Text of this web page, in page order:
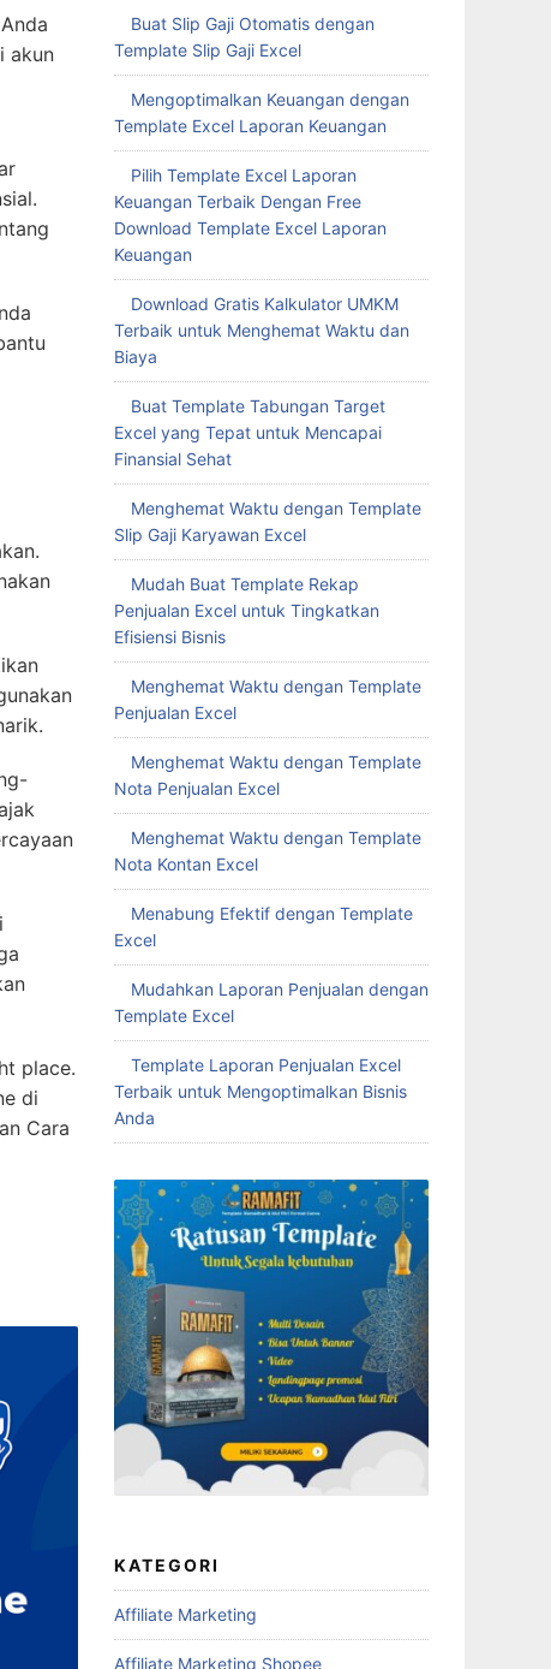
akun
place.
di
Cara
Buat Slip Gaji Otomatis dengan
Template Slip Gaji Excel
Mengoptimalkan Keuangan dengan
Template Excel Laporan Keuangan
Pilih Template Excel Laporan
Keuangan Terbaik Dengan Free
Download Template Excel Laporan
Keuangan
Download Gratis Kalkulator UMKM
Terbaik untuk Menghemat Waktu dan
Biaya
Buat Template Tabungan Target
Excel yang Tepat untuk Mencapai
Finansial Sehat
Menghemat Waktu dengan Template
Slip Gaji Karyawan Excel
Mudah Buat Template Rekap
Penjualan Excel untuk Tingkatkan
Efisiensi Bisnis
Menghemat Waktu dengan Template
Penjualan Excel
Menghemat Waktu dengan Template
Nota Penjualan Excel
Menghemat Waktu dengan Template
Nota Kontan Excel
Menabung Efektif dengan Template
Excel
Mudahkan Laporan Penjualan dengan
Template Excel
Template Laporan Penjualan Excel
Terbaik untuk Mengoptimalkan Bisnis
Anda
KATEGORI
Affiliate Marketing
Affiliate Marketing Shopee